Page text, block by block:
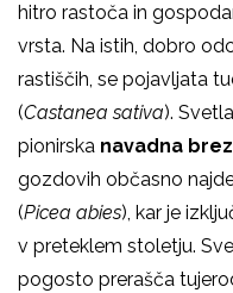
hitro rastoča in
vrsta. Na istih, dobro
rastiščih, se pojavljata
(Castanea sativa).
pionirska navadna
gozdovih občasno
(Picea abies), kar je
v preteklem stoletju.
pogosto prerašča